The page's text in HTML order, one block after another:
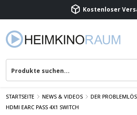
Kostenloser
Beratung &
STARTSEITE NEWS & VIDEOS
DER
HDMI EARC PASS 4X1 SWITCH